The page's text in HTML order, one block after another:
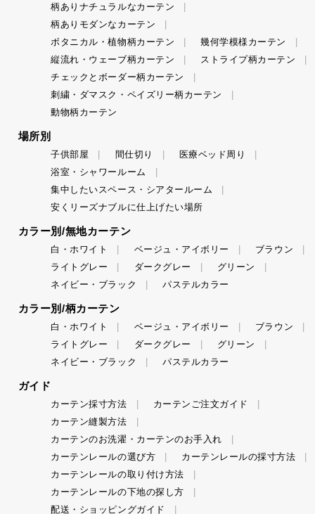
柄ありナチュラルなカーテン
柄ありモダンなカーテン
ボタニカル・植物柄カーテン
幾何学模様カーテン
縦流れ・ウェーブ柄カーテン
ストライプ柄カーテン
チェックとボーダー柄カーテン
刺繍・ダマスク・ペイズリー柄カーテン
動物柄カーテン
場所別
子供部屋 間仕切り
医療ベッド周り
浴室・シャワールーム
集中したいスペース・シアタールーム
安くリーズナブルに仕上げたい場所
カラー別/無地カーテン
白・ホワイト ベージュ・アイボリー
ブラウン
ライトグレー
ダークグレー
グリーン
ネイビー・ブラック
パステルカラー
カラー別/柄カーテン
白・ホワイト ベージュ・アイボリー
ブラウン
ライトグレー
ダークグレー
グリーン
ネイビー・ブラック
パステルカラー
ガイド
カーテン採寸方法
カーテンご注文ガイド
カーテン縫製方法
カーテンのお洗濯・カーテンのお手入れ
カーテンレールの選び方
カーテンレールの採寸方法
カーテンレールの取り付け方法
カーテンレールの下地の探し方
配送・ショッピングガイド